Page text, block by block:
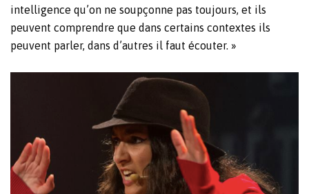
intelligence qu’on ne soupçonne pas toujours, et ils
peuvent comprendre que dans certains contextes ils
peuvent parler, dans d’autres il faut écouter. »